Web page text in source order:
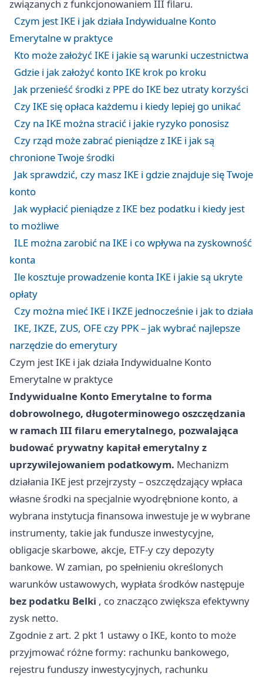
związanych z funkcjonowaniem III filaru.
Czym jest IKE i jak działa Indywidualne Konto
Emerytalne w praktyce
Kto może założyć IKE i jakie są warunki uczestnictwa
Gdzie i jak założyć konto IKE krok po kroku
Jak przenieść środki z PPE do IKE bez utraty korzyści
Czy IKE się opłaca każdemu i kiedy lepiej go unikać
Czy na IKE można stracić i jakie ryzyko ponosisz
Czy rząd może zabrać pieniądze z IKE i jak są
chronione Twoje środki
Jak sprawdzić, czy masz IKE i gdzie znajduje się Twoje
konto
Jak wypłacić pieniądze z IKE bez podatku i kiedy jest
to możliwe
ILE można zarobić na IKE i co wpływa na zyskowność
konta
Ile kosztuje prowadzenie konta IKE i jakie są ukryte
opłaty
Czy można mieć IKE i IKZE jednocześnie i jak to działa
IKE, IKZE, ZUS, OFE czy PPK – jak wybrać najlepsze
narzędzie do emerytury
Czym jest IKE i jak działa Indywidualne Konto
Emerytalne w praktyce
Indywidualne Konto Emerytalne to forma
dobrowolnego, długoterminowego oszczędzania
w ramach III filaru emerytalnego, pozwalająca
budować prywatny kapitał emerytalny z
uprzywilejowaniem podatkowym. Mechanizm
działania IKE jest przejrzysty – oszczędzający wpłaca
własne środki na specjalnie wyodrębnione konto, a
wybrana instytucja finansowa inwestuje je w wybrane
instrumenty, takie jak fundusze inwestycyjne,
obligacje skarbowe, akcje, ETF-y czy depozyty
bankowe. W zamian, po spełnieniu określonych
warunków ustawowych, wypłata środków następuje
bez podatku Belki , co znacząco zwiększa efektywny
zysk netto.
Zgodnie z art. 2 pkt 1 ustawy o IKE, konto to może
przyjmować różne formy: rachunku bankowego,
rejestru funduszy inwestycyjnych, rachunku